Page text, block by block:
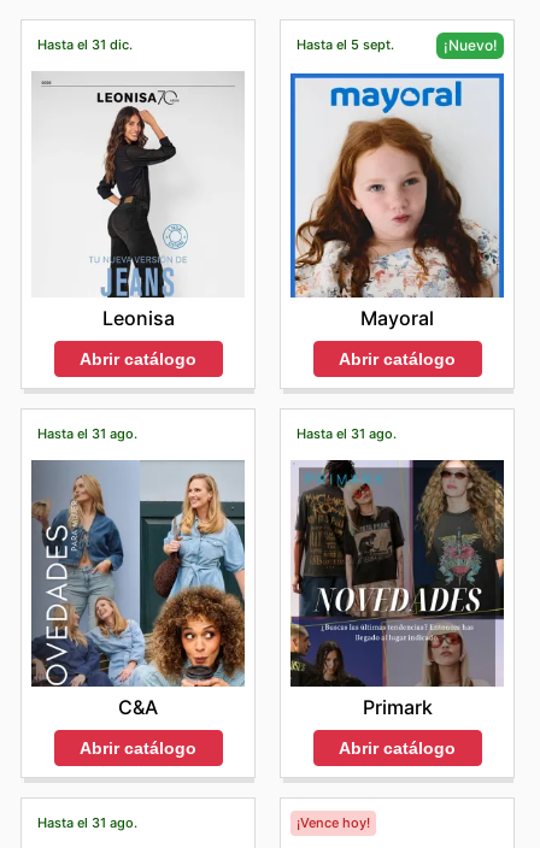
para aprovechar al máximo tus visitas a tienda.
Hasta el 31 dic.
Leonisa
Abrir catálogo
Hasta el 5 sept. ¡Nuevo!
Mayoral
Abrir catálogo
Hasta el 31 ago.
C&A
Abrir catálogo
Hasta el 31 ago.
Primark
Abrir catálogo
Hasta el 31 ago. ¡Vence hoy!